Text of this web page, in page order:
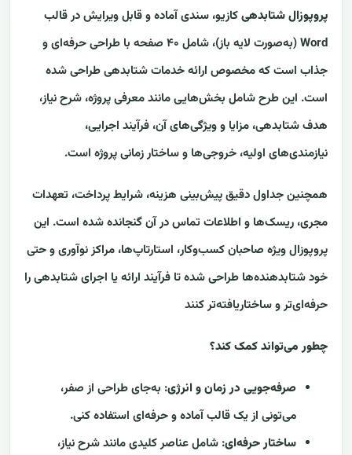
پروپوزال شتابدهیکازیو، سندی آماده و قابل ویرایش در قالب
Word (به‌صورت لایه باز)، شامل ۴۰ صفحه با طراحی حرفه‌ای و
جذاب است که مخصوص ارائه خدمات شتابدهی طراحی شده
است. این طرح شامل بخش‌هایی مانند معرفی پروژه، شرح نیاز،
هدف شتابدهی، مزایا و ویژگی‌های آن، فرآیند اجرایی،
نیازمندی‌های اولیه، خروجی‌ها و ساختار زمانی پروژه است.
همچنین جداول دقیق پیش‌بینی هزینه، شرایط پرداخت، تعهدات
مجری، ریسک‌ها و اطلاعات تماس در آن گنجانده شده است. این
پروپوزال ویژه صاحبان کسب‌وکار، استارتاپ‌ها، مراکز نوآوری و حتی
خود شتابدهنده‌ها طراحی شده تا فرآیند ارائه یا اجرای شتابدهی را
حرفه‌ای‌تر و ساختاریافته‌تر کنند
چطور می‌تواند کمک کند؟
صرفه‌جویی در زمان و انرژی: به‌جای طراحی از صفر،
می‌تونی از یک قالب آماده و حرفه‌ای استفاده کنی.
ساختار حرفه‌ای: شامل عناصر کلیدی مانند شرح نیاز،